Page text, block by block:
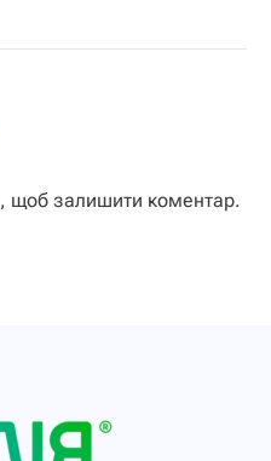
, щоб залишити коментар.